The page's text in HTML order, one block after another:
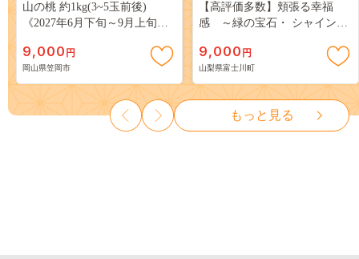
山の桃 約1kg(3~5玉前後)
《2027年6月下旬～9月上旬頃
岡山 はくとう スイーツ フル
ーツ 果物 デザート 旬 モモ も
も 先行予約 送料無料 果物 岡
山県 笠岡市 清水白桃 白鳳 白
麗 クール便---
kasaoka_zsy_419_100---
9,000 円
岡山県笠岡市
【高評価多数】頬張る幸福
感 ～緑の宝石・ シャインマ
３房） フルーツ 山梨県産 果
物 くだもの シャイン マスカ
ット ぶどう ブドウ 葡萄 大粒
種なし 先行予約 富士川町
10000円 一万円 9000円 九千円
9,000 円
山梨県富士川町
もっと見る